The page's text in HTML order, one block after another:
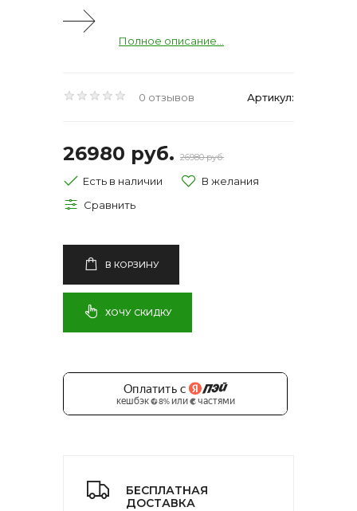
Полное описание...
0 отзывов Артикул:
26980 руб. 26980 руб.
Есть в наличии
В КОРЗИНУ
ХОЧУ СКИДКУ
БЕСПЛАТНАЯ
ДОСТАВКА